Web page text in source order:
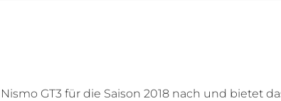
GT3 für die Saison 2018 nach und bietet